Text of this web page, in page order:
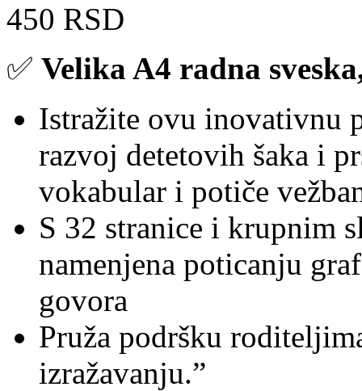
450 RSD
✅ Velika A4 radna
Istražite ovu inovativnu
razvoj detetovih šaka i
vokabular i potiče
S 32 stranice i krupnim
namenjena poticanju
govora
Pruža podršku
izražavanju.”